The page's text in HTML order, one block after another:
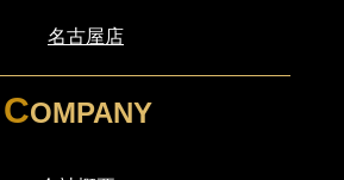
名古屋店
COMPANY